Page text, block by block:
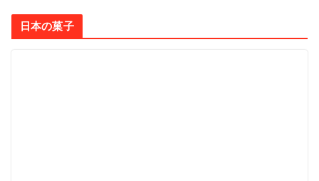
日本の菓子